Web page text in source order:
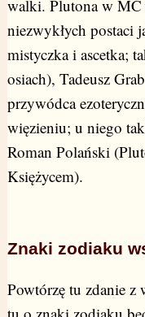
walki. Plutona w MC
niezwykłych postaci
mistyczka i ascetka;
osiach), Tadeusz
przywódca
więzieniu; u niego
Roman Polański
Księżycem).
Znaki zodiaku
Powtórzę tu zdanie z